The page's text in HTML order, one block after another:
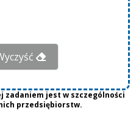
zadaniem jest w szczególności
przedsiębiorstw.